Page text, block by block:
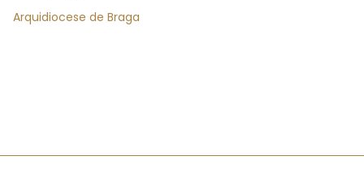
Arquidiocese de Braga